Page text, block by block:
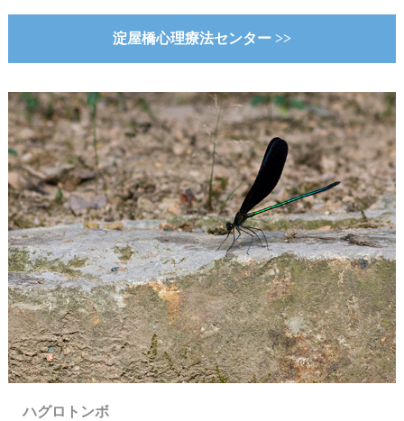
淀屋橋心理療法センター >>
ハグロトンボ